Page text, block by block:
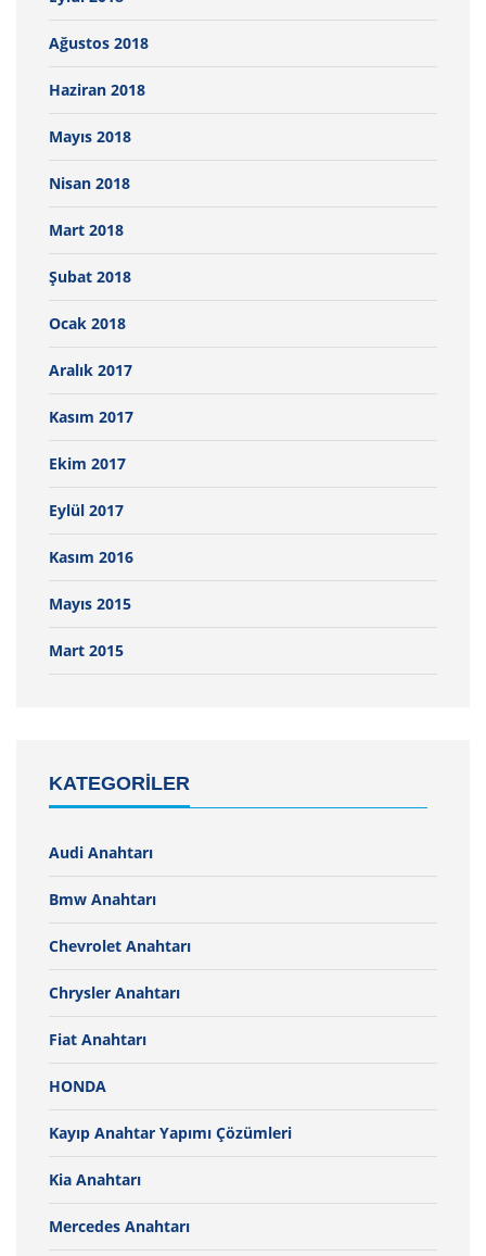
Ağustos 2018
Haziran 2018
Mayıs 2018
Nisan 2018
Mart 2018
Şubat 2018
Ocak 2018
Aralık 2017
Kasım 2017
Ekim 2017
Eylül 2017
Kasım 2016
Mayıs 2015
Mart 2015
KATEGORILER
Audi Anahtarı
Bmw Anahtarı
Chevrolet Anahtarı
Chrysler Anahtarı
Fiat Anahtarı
HONDA
Kayıp Anahtar Yapımı Çözümleri
Kia Anahtarı
Mercedes Anahtarı